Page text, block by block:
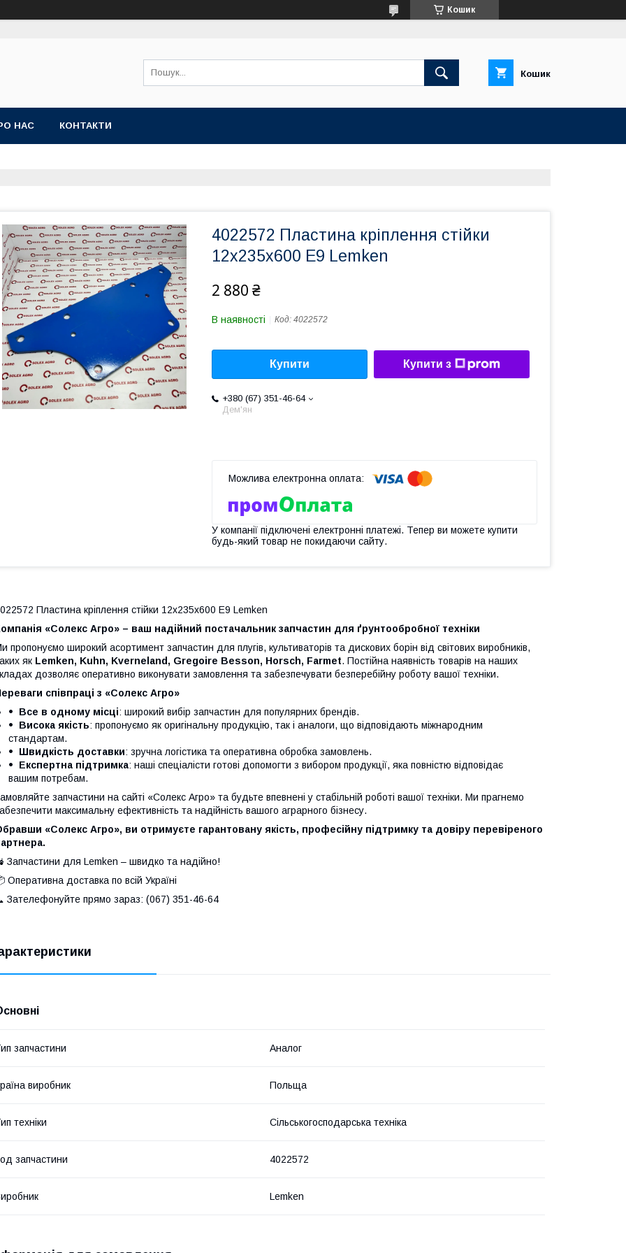
Кошик
Кошик
НАС КОНТАКТИ
4022572 Пластина кріплення стійки
12x235x600 E9 Lemken
2 880 ₴
В наявності Код: 4022572
Купити Купити з
+380 (67) 351-46-64
Дем'ян
У компанії підключені електронні платежі. Тепер ви можете купити
будь-який товар не покидаючи сайту.
Пластина кріплення стійки 12x235x600 E9 Lemken
«Солекс Агро» – ваш надійний постачальник запчастин для ґрунтообробної техніки
пропонуємо широкий асортимент запчастин для плугів, культиваторів та дискових борін від світових виробників,
як Lemken, Kuhn, Kverneland, Gregoire Besson, Horsch, Farmet. Постійна наявність товарів на наших
дозволяє оперативно виконувати замовлення та забезпечувати безперебійну роботу вашої техніки.
співпраці з «Солекс Агро»
Все в одному місці: широкий вибір запчастин для популярних брендів.
Висока якість: пропонуємо як оригінальну продукцію, так і аналоги, що відповідають міжнародним
стандартам.
Швидкість доставки: зручна логістика та оперативна обробка замовлень.
Експертна підтримка: наші спеціалісти готові допомогти з вибором продукції, яка повністю відповідає
вашим потребам.
запчастини на сайті «Солекс Агро» та будьте впевнені у стабільній роботі вашої техніки. Ми прагнемо
максимальну ефективність та надійність вашого аграрного бізнесу.
«Солекс Агро», ви отримуєте гарантовану якість, професійну підтримку та довіру перевіреного
Запчастини для Lemken – швидко та надійно!
Оперативна доставка по всій Україні
Зателефонуйте прямо зараз: (067) 351-46-64
запчастини Аналог
виробник Польща
техніки Сільськогосподарська техніка
запчастини 4022572
Lemken